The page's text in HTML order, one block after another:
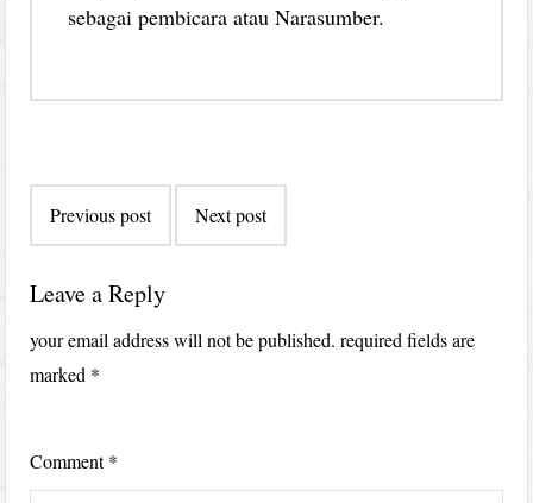
sebagai pembicara atau Narasumber.
navigation
Previous post Next post
Leave a Reply
your email address will not be published. required fields are
marked *
Comment*